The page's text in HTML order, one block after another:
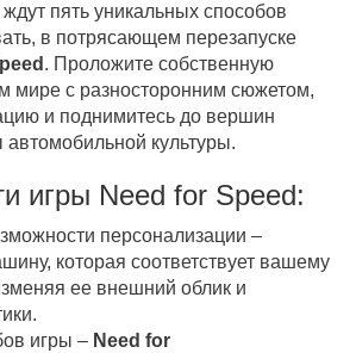
ждут пять уникальных способов
в потрясающем перезапуске
. Проложите собственную
мире с разносторонним сюжетом,
и поднимитесь до вершин
культуры.
игры Need for Speed:
персонализации –
которая соответствует вашему
ее внешний облик и
игры – Need for